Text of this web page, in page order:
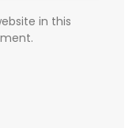
in this